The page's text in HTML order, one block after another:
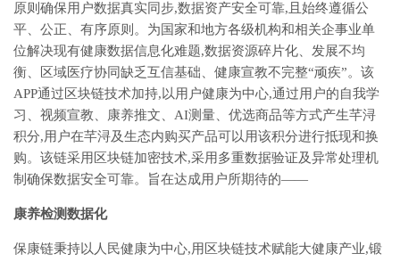
原则确保用户数据真实同步,数据资产安全可靠,且始终遵循公
平、公正、有序原则。为国家和地方各级机构和相关企事业单
位解决现有健康数据信息化难题,数据资源碎片化、发展不均
衡、区域医疗协同缺乏互信基础、健康宣教不完整“顽疾”。该
APP通过区块链技术加持,以用户健康为中心,通过用户的自我学
习、视频宣教、康养推文、AI测量、优选商品等方式产生芊浔
积分,用户在芊浔及生态内购买产品可以用该积分进行抵现和换
购。该链采用区块链加密技术,采用多重数据验证及异常处理机
制确保数据安全可靠。旨在达成用户所期待的——
康养检测数据化
保康链秉持以人民健康为中心,用区块链技术赋能大健康产业,锻